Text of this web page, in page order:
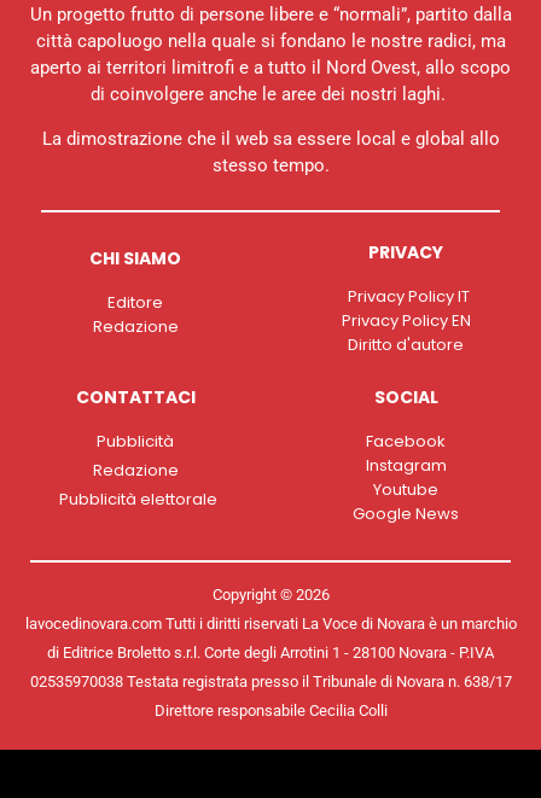
Un progetto frutto di persone libere e “normali”, partito dalla
città capoluogo nella quale si fondano le nostre radici, ma
aperto ai territori limitrofi e a tutto il Nord Ovest, allo scopo
di coinvolgere anche le aree dei nostri laghi.
La dimostrazione che il web sa essere local e global allo
stesso tempo.
CHI SIAMO
Editore
Redazione
PRIVACY
Privacy Policy IT
Privacy Policy EN
Diritto d'autore
CONTATTACI
Pubblicità
Redazione
Pubblicità elettorale
SOCIAL
Facebook
Instagram
Youtube
Google News
Copyright © 2026
lavocedinovara.com Tutti i diritti riservati La Voce di Novara è un marchio
di Editrice Broletto s.r.l. Corte degli Arrotini 1 - 28100 Novara - P.IVA
02535970038 Testata registrata presso il Tribunale di Novara n. 638/17
Direttore responsabile Cecilia Colli